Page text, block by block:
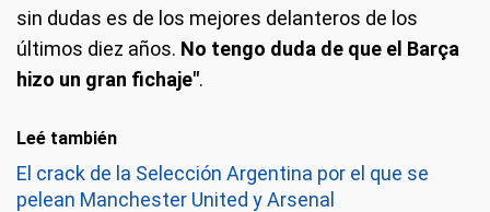
sin dudas es de los mejores delanteros de los
últimos diez años. No tengo duda de que el Barça
hizo un gran fichaje".
Leé también
El crack de la Selección Argentina por el que se
pelean Manchester United y Arsenal